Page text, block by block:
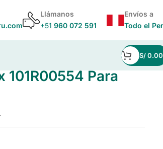
Llámanos
+51 960 072 591
Envíos a
Todo el
S/0.00
101R00554 Para